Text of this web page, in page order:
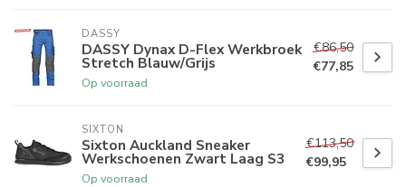
DASSY
DASSY Dynax D-Flex Werkbroek
Stretch Blauw/Grijs
Op voorraad
€86,50
€77,85
SIXTON
Sixton Auckland Sneaker
Werkschoenen Zwart Laag S3
Op voorraad
€113,50
€99,95